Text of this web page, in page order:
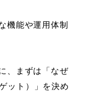
機能や運用体制
、まずは「なぜ
ット）」を決め